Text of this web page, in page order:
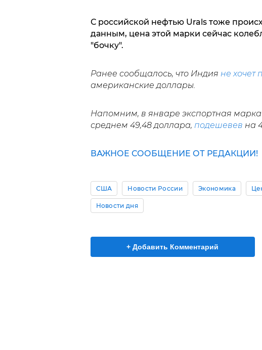
С российской нефтью Urals тоже
данным, цена этой марки сейчас
"бочку".
Ранее сообщалось, чтоИндия не хочет
американские доллары.
Напомним, в январе экспортная марка
среднем 49,48 доллара, подешевев на
ВАЖНОЕ СООБЩЕНИЕ ОТ РЕДАКЦИИ!
США Новости России Экономика
Новости дня
+ Добавить Комментарий